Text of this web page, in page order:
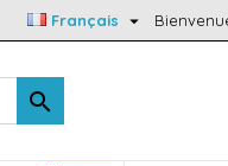
Français 
